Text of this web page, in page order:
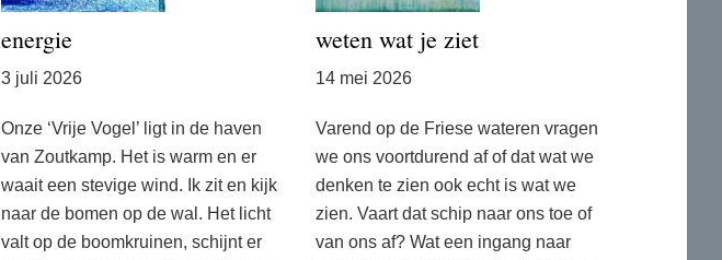
energie
3 juli 2026
Onze ‘Vrije Vogel’ ligt in de haven
van Zoutkamp. Het is warm en er
waait een stevige wind. Ik zit en kijk
naar de bomen op de wal. Het licht
valt op de boomkruinen, schijnt er
weten wat je ziet
14 mei 2026
Varend op de Friese wateren vragen
we ons voortdurend af of dat wat we
denken te zien ook echt is wat we
zien. Vaart dat schip naar ons toe of
van ons af? Wat een ingang naar